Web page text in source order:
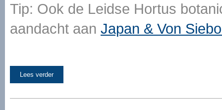
Tip: Ook de Leidse Hortus
aandacht aan Japan & Von
Lees verder